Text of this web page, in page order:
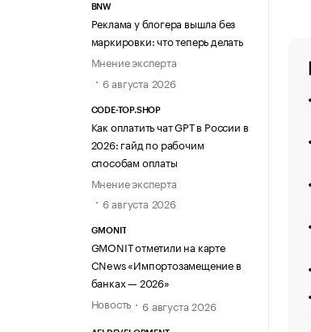
BNW
Реклама у блогера вышла без
маркировки: что теперь делать
Мнение эксперта
6 августа 2026
CODE-TOP.SHOP
Как оплатить чат GPT в России в
2026: гайд по рабочим
способам оплаты
Мнение эксперта
6 августа 2026
GMONIT
GMONIT отметили на карте
CNews «Импортозамещение в
банках — 2026»
Новость
6 августа 2026